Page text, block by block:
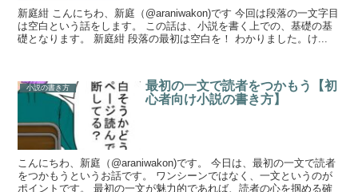
新庭紺 こんにちわ、新庭（@araniwakon)です 今回は段落の一文字目
は空白という話をします。 この話は、小説を書く上での、基礎の基
礎となります。 新庭紺 段落の最初は空白を！ わかりました。け...
小説の書き方
最初の一文で読者をつかもう【初
心者向け小説の書き方】
こんにちわ、新庭（@araniwakon)です。 今日は、最初の一文で読者
をつかもうというお話です。 ワンシーンではなく、一文というのが
ポイントです。 最初の一文が魅力的であれば、読者の心を掴める確